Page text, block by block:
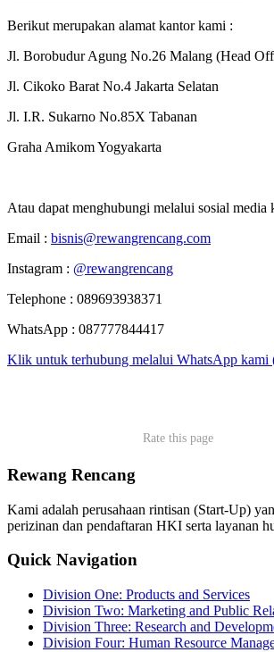
Berikut merupakan alamat kantor kami :
Jl. Borobudur Agung No.26 Malang (Head
Jl. Cikoko Barat No.4 Jakarta Selatan
Jl. I.R. Sukarno No.85X Tabanan
Graha Amikom Yogyakarta
Atau dapat menghubungi melalui sosial media
Email : bisnis@rewangrencang.com
Instagram : @rewangrencang
Telephone : 089693938371
WhatsApp : 087777844417
Klik untuk terhubung melalui WhatsApp kami
Rate this page
Rewang Rencang
Kami adalah perusahaan rintisan (Start-Up)
perizinan dan pendaftaran HKI serta layanan
Quick Navigation
Division One: Products and Services
Division Two: Marketing and Public
Division Three: Research and
Division Four: Human Resource